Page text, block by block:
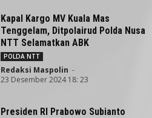
Kapal Kargo MV Kuala Mas
Tenggelam, Ditpolairud Polda Nusa
NTT Selamatkan ABK
POLDA NTT
Redaksi Maspolin -
23 Desember 2024 18: 23
Presiden RI Prabowo Subianto